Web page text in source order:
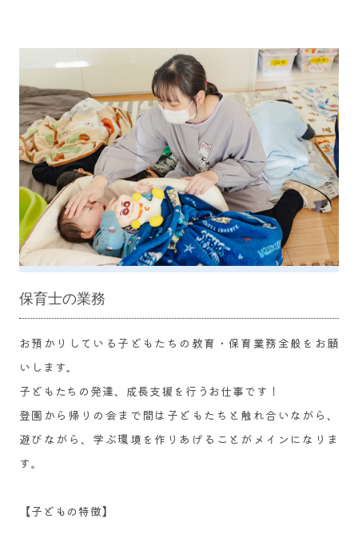
保育士の業務
お預かりしている子どもたちの教育・保育業務全般をお願
いします。
子どもたちの発達、成長支援を行うお仕事です！
登園から帰りの会まで間は子どもたちと触れ合いながら、
遊びながら、学ぶ環境を作りあげることがメインになりま
す。
【​子どもの特徴】